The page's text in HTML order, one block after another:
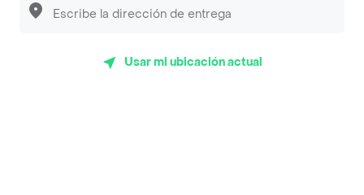
Desayunadero de la 42
Usar mi ubicación actual